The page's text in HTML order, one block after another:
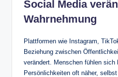
Social Media
Wahrnehmung
Plattformen wie Instagram,
Beziehung zwischen
verändert. Menschen fühlen sich
Persönlichkeiten oft näher,